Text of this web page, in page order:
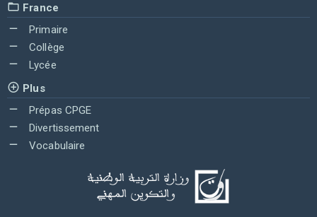
France
Primaire
Collège
Lycée
Plus
Prépas CPGE
Divertissement
Vocabulaire